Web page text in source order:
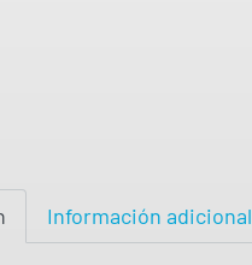
Información adicional